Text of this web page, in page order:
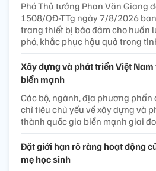
Phó Thủ tướng Phan Văn Giang
1508/QĐ-TTg ngày 7/8/2026
trang thiết bị bảo đảm cho huấn
phó, khắc phục hậu quả trong
Xây dựng và phát triển Việt
biển mạnh
Các bộ, ngành, địa phương
chỉ tiêu chủ yếu về xây dựng và
thành quốc gia biển mạnh giai
Đặt giới hạn rõ ràng hoạt động
mẹ học sinh